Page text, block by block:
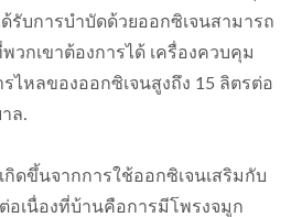
รับการบำบัดด้วยออกซิเจนสามารถ
วกเขาต้องการได้ เครื่องควบคุม
ไหลของออกซิเจนสูงถึง 15 ลิตรต่อ
ล.
กิดขึ้นจากการใช้ออกซิเจนเสริมกับ
อเนื่องที่บ้านคือการมีโพรงจมูก